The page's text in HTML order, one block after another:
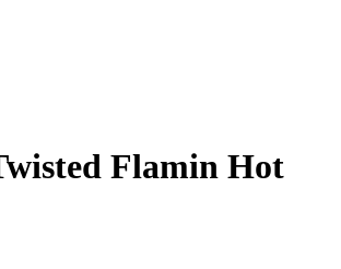
Flamin Hot